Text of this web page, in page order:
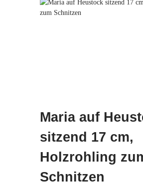
Maria auf
sitzend 17 cm,
Holzrohling
Schnitzen